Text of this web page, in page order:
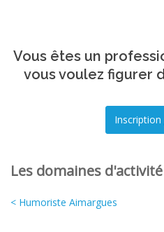
Vous êtes un
vous voulez figurer
Les domaines
< Humoriste Aimargues